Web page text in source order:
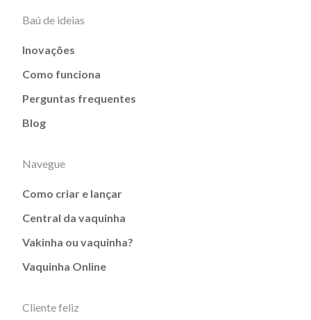
Baú de ideias
Inovações
Como funciona
Perguntas frequentes
Blog
Navegue
Como criar e lançar
Central da vaquinha
Vakinha ou vaquinha?
Vaquinha Online
Cliente feliz